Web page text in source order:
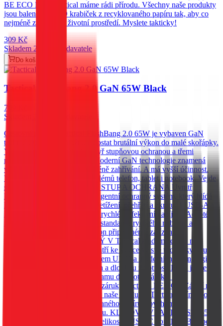
BE ECO My v Tactical máme rádi přírodu. Všechny naše produkty
jsou balené do ECO krabiček z recyklovaného papíru tak, aby co
nejméně zatěžovaly životní prostředí. Myslete takticky!
309 Kč
Skladem 20 ks u dodavatele
Do košíku
Tactical FlashBang 2.0 GaN 65W Black
709
Skladem 20 ks u dodavatele
Cestovní adaptér, Tactical FlashBang 2.0 65W je vybaven GaN
technologií, která umožňuje dostat brutální výkon do malé skořápky.
Vybavena rychlonabíjením, čtyř stupňovou ochranou a třemi
nabíjecími porty. 65W GaN Moderní GaN technologie znamená
vyšší výkon v menším těle. Méně zahřívání. A má vyšší účinnost.
Výkon 65W zvládne bez problémů telefon, tablet i notebook. Vejde
se všude. Nabije cokoliv*. VÝSTUP A OCHRANA Uvnitř
kompaktního těla pracuje inteligentní ochranný systém, který hlídá
každé nabíjení proti přepětí, přetížení, přehřátí a zkratu. 1 USB-A a
2 USB-C konektory umožňují rychlé a efektivní nabíjení. Adaptér
navíc podporuje širokou škálu standardů rychlého nabíjení a
automaticky přizpůsobuje výkon připojenému zařízení.
NEODOLATELNĚ ODOLNÝ V Tactical klademe důraz na
detaily. Řada FlashBang 2.0 patří ke špičce ve své třídě díky použití
odolných materiálů se standardem UL94 a moderních technologií,
které zajišťují spolehlivý výkon a dlouhou životnost. Proto je i tento
produkt zahrnut v našem programu doživotní záruky. *Viz
podmínky programu doživotní záruky Tactical. BE ECO Záleží nám
na životním prostředí. Všechny naše produkty Tactical balíme do
ekologických obalů z recyklovaného papíru, abychom
minimalizovali dopad na přírodu. KLÍČOVÉ VLASTNOSTI 65W
GaN technologie Kompaktní velikost 2 USB-C port 1 USB-A port